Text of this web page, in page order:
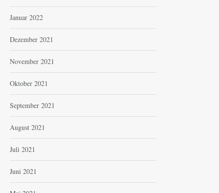
Januar 2022
Dezember 2021
November 2021
Oktober 2021
September 2021
August 2021
Juli 2021
Juni 2021